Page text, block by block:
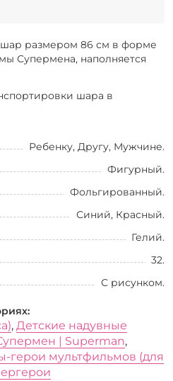
размером 86 см в форме
Супермена, наполняется
шара в
Ребенку, Другу, Мужчине.
Фигурный.
Фольгированный.
Синий, Красный.
Гелий.
32.
С рисунком.
, Детские надувные
| Superman,
мультфильмов (для